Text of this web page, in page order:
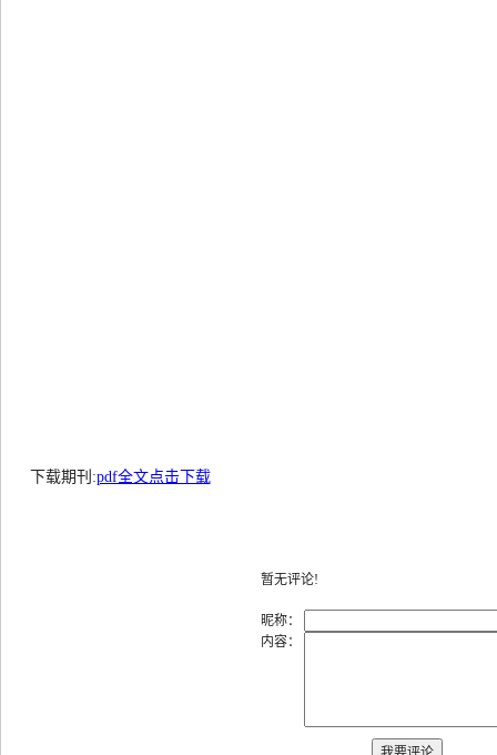
下载期刊:pdf全文点击下载
暂无评论!
昵称：
内容：